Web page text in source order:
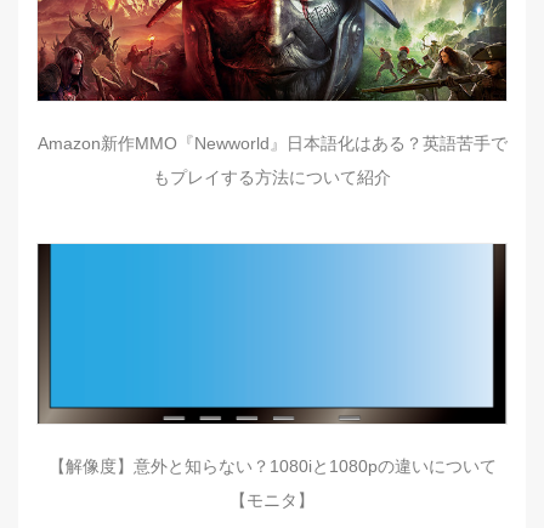
Amazon新作MMO『Newworld』日本語化はある？英語苦手で
もプレイする方法について紹介
【解像度】意外と知らない？1080iと1080pの違いについて
【モニタ】